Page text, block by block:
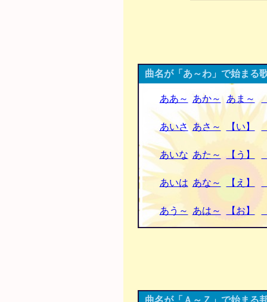
曲名が「あ～わ」で始まる
ああ～ あか～ あま～
あいさ あさ～ 【い】
あいな あた～ 【う】
あいは あな～ 【え】
あう～ あは～ 【お】
曲名が「Ａ～Ｚ」で始まる